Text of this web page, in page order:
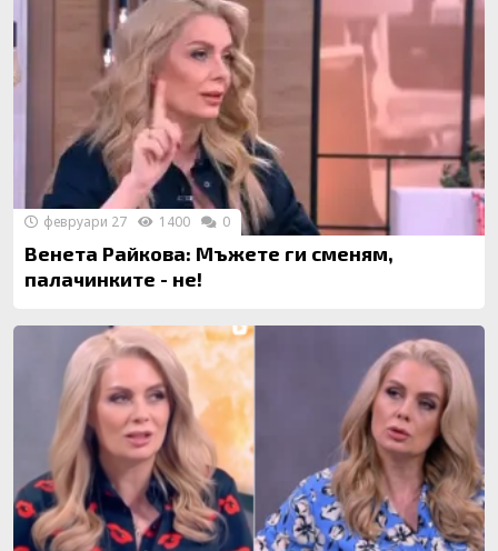
Венета Райкова: Мъжете ги сменям,
палачинките - не!
февруари 27 1400 0